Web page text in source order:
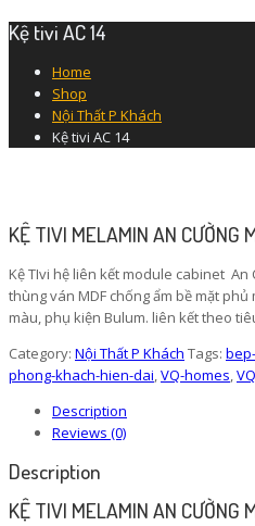
Kệ tivi AC 14
Home
Shop
Nội Thất P Khách
Kệ tivi AC 14
KỆ TIVI MELAMIN AN CƯỜNG
Kệ TIvi hệ liên kết module cabinet
thùng ván MDF chống ẩm bề mặt
màu, phụ kiện Bulum. liên kết theo
Category: Nội Thất P Khách Tags:
phong-khach-hien-dai,VQ-homes,
Description
Reviews (0)
Description
KỆ TIVI MELAMIN AN CƯỜNG